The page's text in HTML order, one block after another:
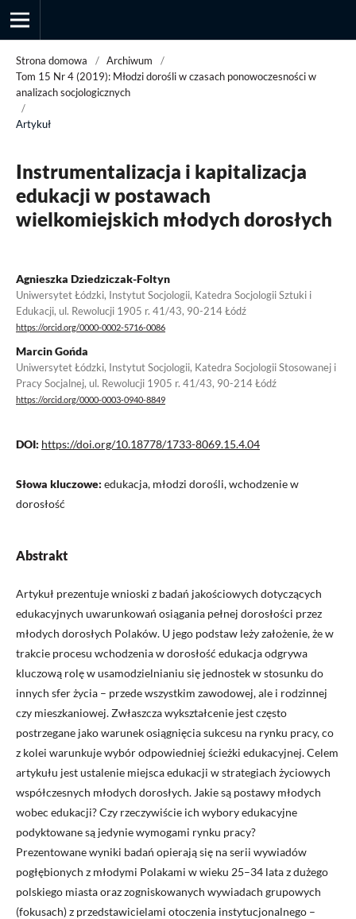
Strona domowa / Archiwum
/
Tom 15 Nr 4 (2019): Młodzi dorośli w czasach ponowoczesności w
analizach socjologicznych
/
Artykuł
Instrumentalizacja i kapitalizacja
edukacji w postawach
wielkomiejskich młodych dorosłych
Agnieszka Dziedziczak-Foltyn
Uniwersytet Łódzki, Instytut Socjologii, Katedra Socjologii Sztuki i
Edukacji, ul. Rewolucji 1905 r. 41/43, 90-214 Łódź
https://orcid.org/0000-0002-5716-0086
Marcin Gońda
Uniwersytet Łódzki, Instytut Socjologii, Katedra Socjologii Stosowanej i
Pracy Socjalnej, ul. Rewolucji 1905 r. 41/43, 90-214 Łódź
https://orcid.org/0000-0003-0940-8849
DOI: https://doi.org/10.18778/1733-8069.15.4.04
Słowa kluczowe: edukacja, młodzi dorośli, wchodzenie w
dorosłość
Abstrakt
Artykuł prezentuje wnioski z badań jakościowych dotyczących
edukacyjnych uwarunkowań osiągania pełnej dorosłości przez
młodych dorosłych Polaków. U jego podstaw leży założenie, że w
trakcie procesu wchodzenia w dorosłość edukacja odgrywa
kluczową rolę w usamodzielnianiu się jednostek w stosunku do
innych sfer życia – przede wszystkim zawodowej, ale i rodzinnej
czy mieszkaniowej. Zwłaszcza wykształcenie jest często
postrzegane jako warunek osiągnięcia sukcesu na rynku pracy, co
z kolei warunkuje wybór odpowiedniej ścieżki edukacyjnej. Celem
artykułu jest ustalenie miejsca edukacji w strategiach życiowych
współczesnych młodych dorosłych. Jakie są postawy młodych
wobec edukacji? Czy rzeczywiście ich wybory edukacyjne
podyktowane są jedynie wymogami rynku pracy?
Prezentowane wyniki badań opierają się na serii wywiadów
pogłębionych z młodymi Polakami w wieku 25–34 lata z dużego
polskiego miasta oraz zogniskowanych wywiadach grupowych
(fokusach) z przedstawicielami otoczenia instytucjonalnego –